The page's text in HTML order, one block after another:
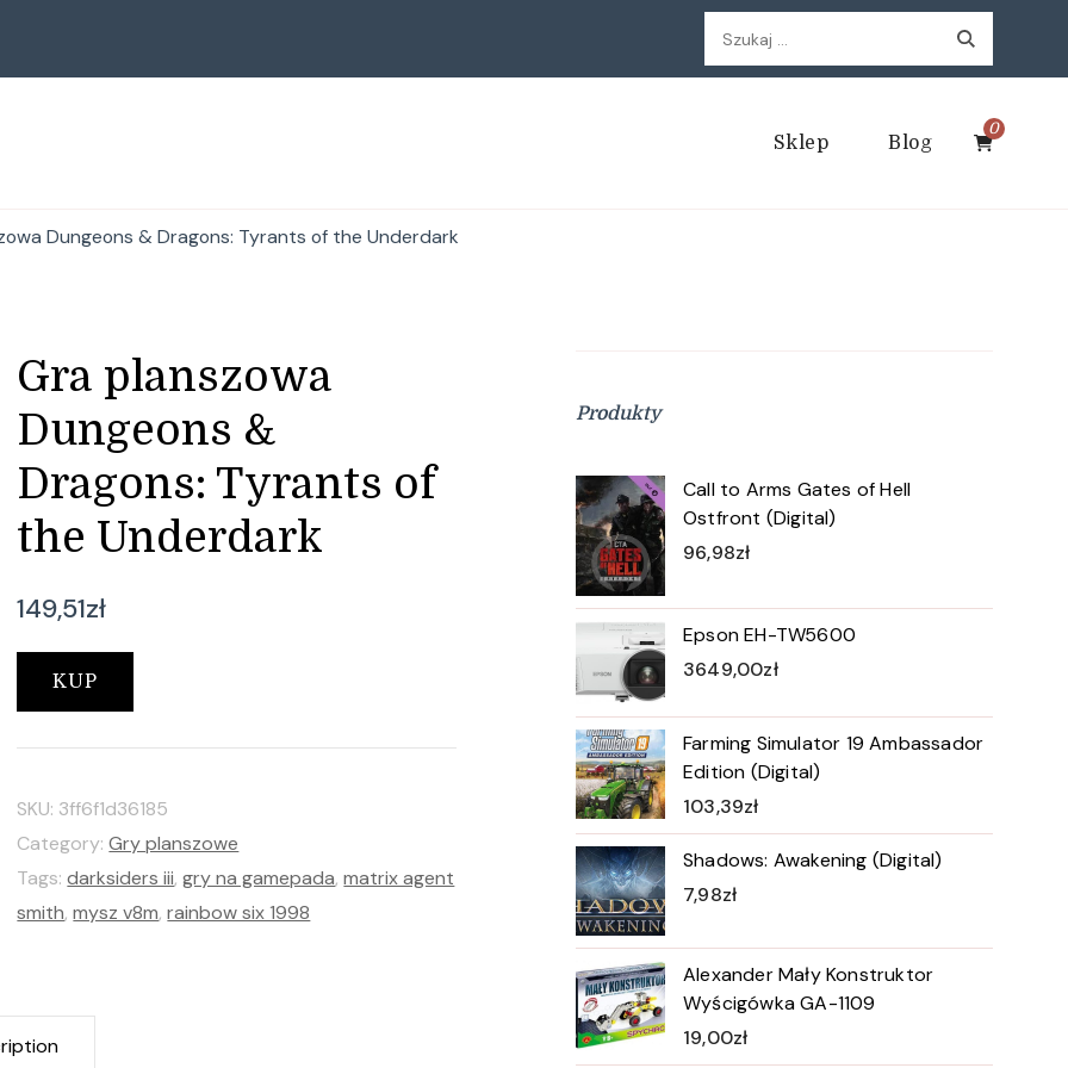
Szukaj:
Sklep Blog
0
Dungeons & Dragons: Tyrants of the Underdark
Gra planszowa
Dungeons &
Dragons: Tyrants of
the Underdark
149,51zł
KUP
SKU: 3ff6f1d36185
Category:Gry planszowe
Tags:darksiders iii,gry na gamepada,matrix agent
smith,mysz v8m,rainbow six 1998
Produkty
Call to Arms Gates of Hell
Ostfront (Digital)
96,98zł
Epson EH-TW5600
3649,00zł
Farming Simulator 19 Ambassador
Edition (Digital)
103,39zł
Shadows: Awakening (Digital)
7,98zł
Alexander Mały Konstruktor
Wyścigówka GA-1109
19,00zł